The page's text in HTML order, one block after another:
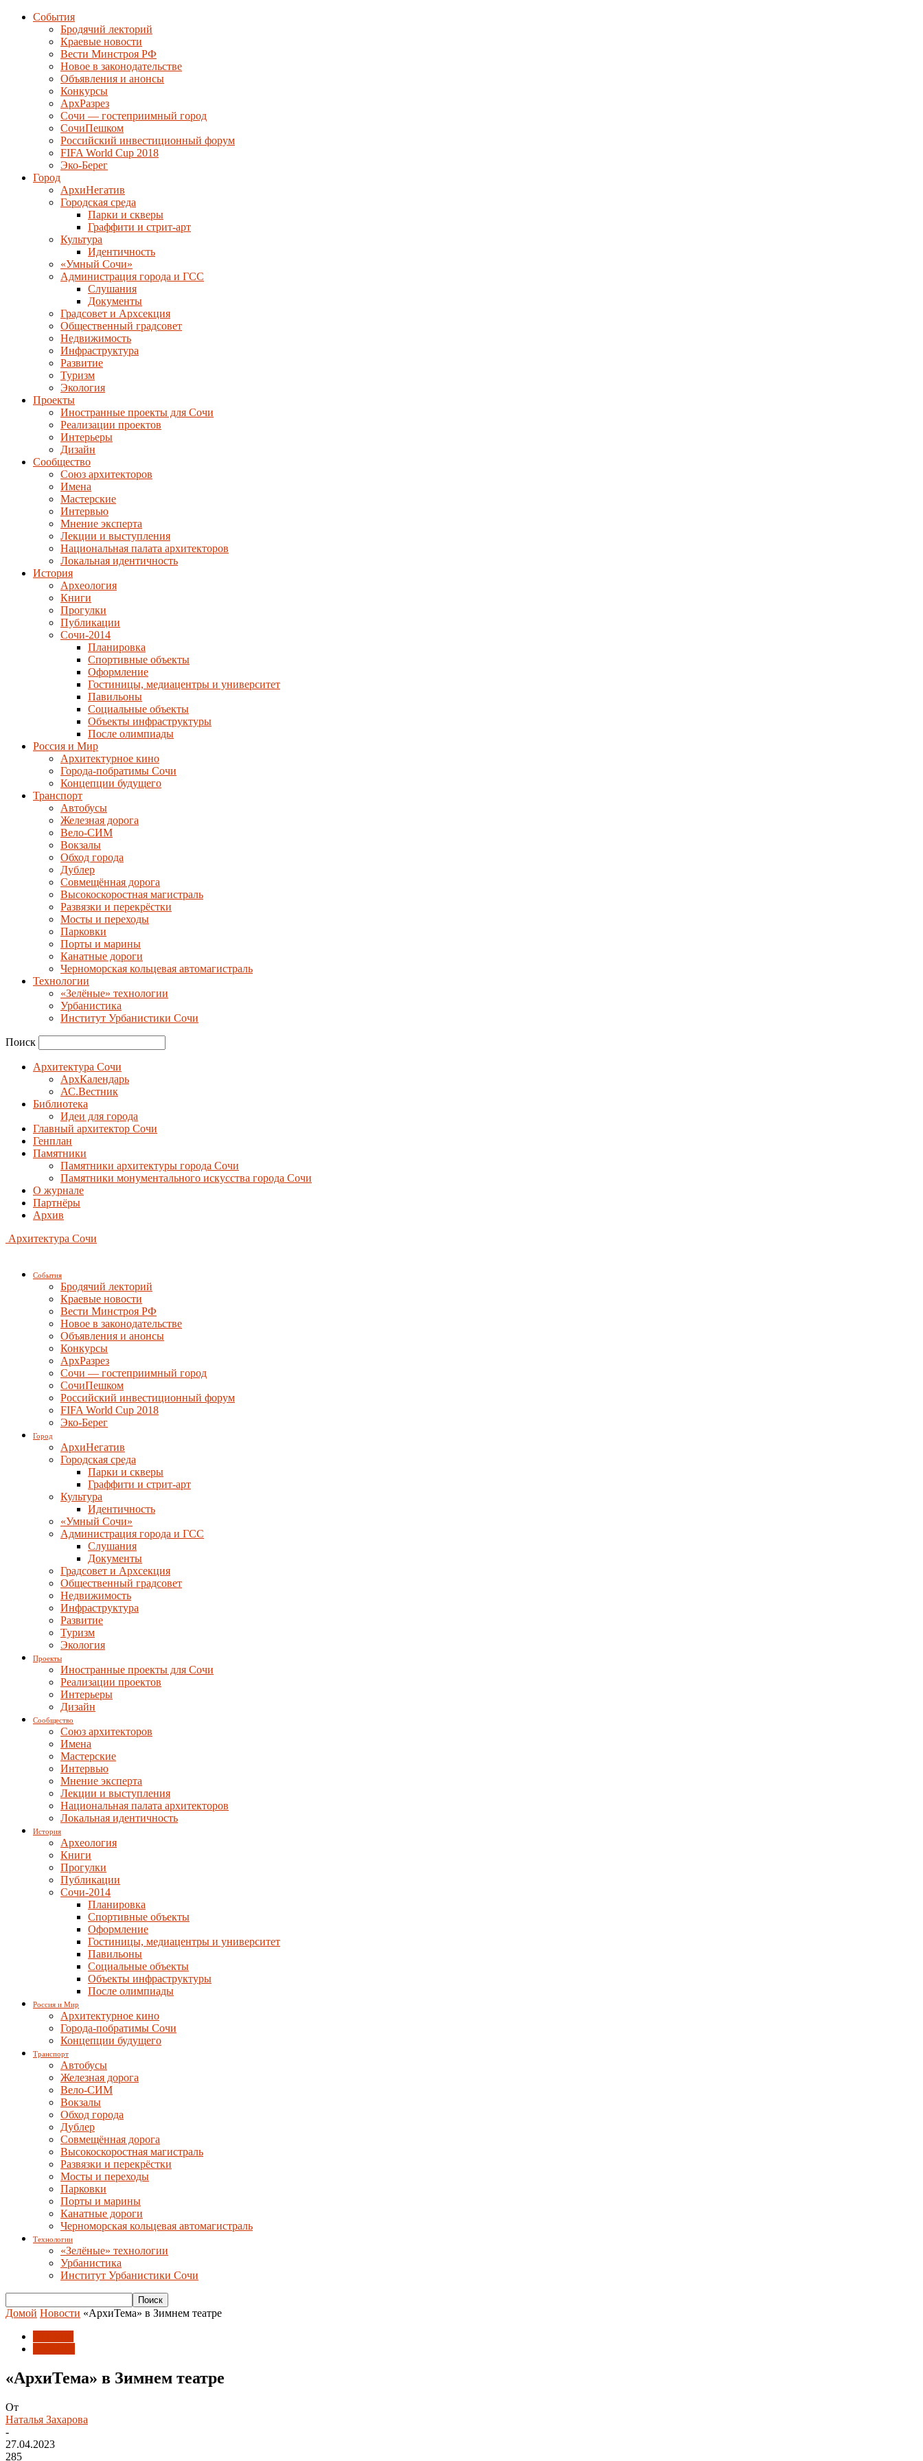
События
Бродячий лекторий
Краевые новости
Вести Минстроя РФ
Новое в законодательстве
Объявления и анонсы
Конкурсы
АрхРазрез
Сочи — гостеприимный город
СочиПешком
Российский инвестиционный форум
FIFA World Cup 2018
Эко-Берег
Город
АрхиНегатив
Городская среда
Парки и скверы
Граффити и стрит-арт
Культура
Идентичность
«Умный Сочи»
Администрация города и ГСС
Слушания
Документы
Градсовет и Архсекция
Общественный градсовет
Недвижимость
Инфраструктура
Развитие
Туризм
Экология
Проекты
Иностранные проекты для Сочи
Реализации проектов
Интерьеры
Дизайн
Сообщество
Союз архитекторов
Имена
Мастерские
Интервью
Мнение эксперта
Лекции и выступления
Национальная палата архитекторов
Локальная идентичность
История
Археология
Книги
Прогулки
Публикации
Сочи-2014
Планировка
Спортивные объекты
Оформление
Гостиницы, медиацентры и университет
Павильоны
Социальные объекты
Объекты инфраструктуры
После олимпиады
Россия и Мир
Архитектурное кино
Города-побратимы Сочи
Концепции будущего
Транспорт
Автобусы
Железная дорога
Вело-СИМ
Вокзалы
Обход города
Дублер
Совмещённая дорога
Высокоскоростная магистраль
Развязки и перекрёстки
Мосты и переходы
Парковки
Порты и марины
Канатные дороги
Черноморская кольцевая автомагистраль
Технологии
«Зелёные» технологии
Урбанистика
Институт Урбанистики Сочи
Поиск
Архитектура Сочи
АрхКалендарь
АС.Вестник
Библиотека
Идеи для города
Главный архитектор Сочи
Генплан
Памятники
Памятники архитектуры города Сочи
Памятники монументального искусства города Сочи
О журнале
Партнёры
Архив
Архитектура Сочи
События
Бродячий лекторий
Краевые новости
Вести Минстроя РФ
Новое в законодательстве
Объявления и анонсы
Конкурсы
АрхРазрез
Сочи — гостеприимный город
СочиПешком
Российский инвестиционный форум
FIFA World Cup 2018
Эко-Берег
Город
АрхиНегатив
Городская среда
Парки и скверы
Граффити и стрит-арт
Культура
Идентичность
«Умный Сочи»
Администрация города и ГСС
Слушания
Документы
Градсовет и Архсекция
Общественный градсовет
Недвижимость
Инфраструктура
Развитие
Туризм
Экология
Проекты
Иностранные проекты для Сочи
Реализации проектов
Интерьеры
Дизайн
Сообщество
Союз архитекторов
Имена
Мастерские
Интервью
Мнение эксперта
Лекции и выступления
Национальная палата архитекторов
Локальная идентичность
История
Археология
Книги
Прогулки
Публикации
Сочи-2014
Планировка
Спортивные объекты
Оформление
Гостиницы, медиацентры и университет
Павильоны
Социальные объекты
Объекты инфраструктуры
После олимпиады
Россия и Мир
Архитектурное кино
Города-побратимы Сочи
Концепции будущего
Транспорт
Автобусы
Железная дорога
Вело-СИМ
Вокзалы
Обход города
Дублер
Совмещённая дорога
Высокоскоростная магистраль
Развязки и перекрёстки
Мосты и переходы
Парковки
Порты и марины
Канатные дороги
Черноморская кольцевая автомагистраль
Технологии
«Зелёные» технологии
Урбанистика
Институт Урбанистики Сочи
Домой Новости «АрхиТема» в Зимнем театре
«АрхиТема» в Зимнем театре
От
Наталья Захарова
-
27.04.2023
285